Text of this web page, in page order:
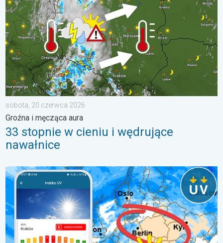
sobota, 20 czerwca 2026
Groźna i męcząca aura
33 stopnie w cieniu i wędrujące
nawałnice
Brak opadów do końca tygodnia. Chroń się przed słońcem. .